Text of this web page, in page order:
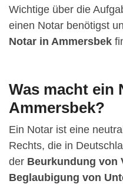
Wichtige über die
einen Notar benötigst
Notar in Ammersbek
Was macht ein
Ammersbek?
Ein Notar ist eine
Rechts, die in
der Beurkundung von
Beglaubigung von